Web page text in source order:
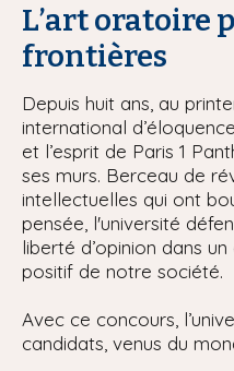
L’art oratoire
frontières
Depuis huit ans, au
international
et l’esprit de Paris 1
ses murs. Berceau de
intellectuelles qui ont
pensée, l'université
liberté d’opinion dans
positif de notre société.
Avec ce concours,
candidats, venus du